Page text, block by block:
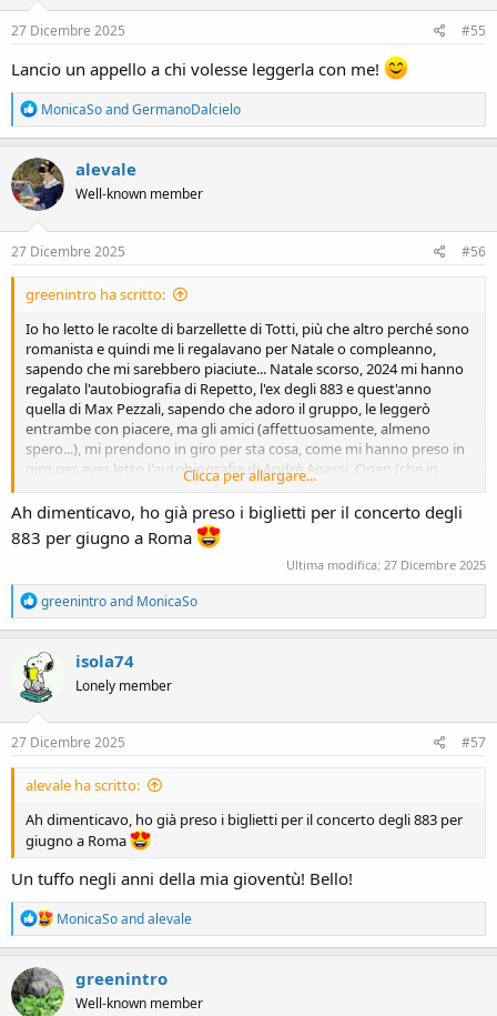
n
s
27 Dicembre 2025 #55
Lancio un appello a chi volesse leggerla con me!
R
e
a
c
t
i
o
n
s
MonicaSoandGermanoDalcielo
alevale
Well-known member
27 Dicembre 2025 #56
greenintro ha scritto:
Io ho letto le racolte di barzellette di Totti, più che altro perché sono
romanista e quindi me li regalavano per Natale o compleanno,
sapendo che mi sarebbero piaciute... Natale scorso, 2024 mi hanno
regalato l'autobiografia di Repetto, l'ex degli 883 e quest'anno
quella di Max Pezzali, sapendo che adoro il gruppo, le leggerò
entrambe con piacere, ma gli amici (affettuosamente, almeno
spero...), mi prendono in giro per sta cosa, come mi hanno preso in
giro per aver letto l'autobiografia di Andrè Agassi, Open (che in
realtà è fatta molto bene, e l'ho apprezzata pur non seguendo il
tennis e conoscendo Agassi solo di nome, non avendo mai seguito
una partita).
Clicca per allargare...
Ah dimenticavo, ho già preso i biglietti per il concerto degli
883 per giugno a Roma
Ultima modifica: 27 Dicembre 2025
R
e
a
c
t
i
o
n
s
greenintroand MonicaSo
isola74
Lonely member
27 Dicembre 2025 #57
alevale ha scritto:
Ah dimenticavo, ho già preso i biglietti per il concerto degli 883 per
giugno a Roma
Un tuffo negli anni della mia gioventù! Bello!
R
e
a
t
i
MonicaSoandalevale
greenintro
Well-known member